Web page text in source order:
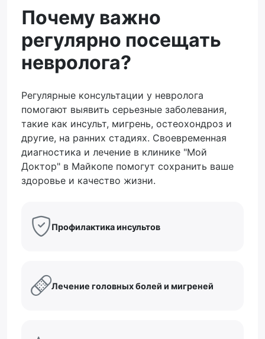
Почему важно
регулярно посещать
невролога?
Регулярные консультации у невролога
помогают выявить серьезные заболевания,
такие как инсульт, мигрень, остеохондроз и
другие, на ранних стадиях. Своевременная
диагностика и лечение в клинике "Мой
Доктор" в Майкопе помогут сохранить ваше
здоровье и качество жизни.
Профилактика инсультов
Лечение головных болей и мигреней